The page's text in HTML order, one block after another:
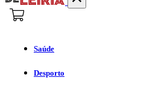
Saúde
Desporto